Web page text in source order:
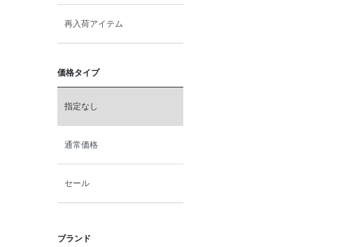
再入荷アイテム
価格タイプ
指定なし
通常価格
セール
ブランド